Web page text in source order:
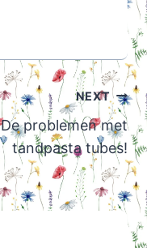
NEXT
De problemen met
tandpasta tubes!